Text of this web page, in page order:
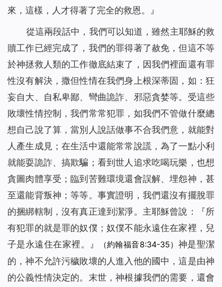
來，這樣，人才得著了完全的救恩。
』
從這兩段話中，我們可以知道，雖然主耶穌的救
贖工作已經完成了，我們的罪得著了赦免，但這不等
於神拯救人類的工作徹底結束了，因我們裡面還有罪
性沒有解決，撒但性情在我們身上根深蒂固，如：狂
妄自大、自私卑鄙、彎曲詭詐、邪惡貪婪等。受這些
敗壞性情控制，我們常常犯罪，如我們不管做什麼總
想自己說了算，當別人說話做事不合我們意，就能對
人產生成見；在生活中還能常常說謊，為了一點小利
就能耍詭詐、搞欺騙；看到世人追求吃喝玩樂，也想
貪圖肉體享受；臨到苦難環境還會誤解、埋怨神，甚
至還能背叛神；等等。事實證明，我們還沒有擺脫罪
的捆綁轄制，沒有真正達到潔淨。主耶穌曾說：『所
有犯罪的就是罪的奴僕；奴僕不能永遠住在家裡，兒
子是永遠住在家裡。
』 （約翰福音8:34-35） 神是聖潔
的，神不允許污穢敗壞的人進入他的國中，這是由神
的公義性情決定的。末世，神根據我們的需要，還會